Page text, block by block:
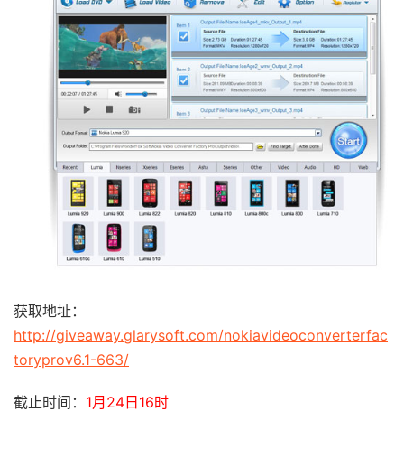
获取地址：
http://giveaway.glarysoft.com/nokiavideoconverterfac
toryprov6.1-663/
截止时间： 1月24日16时